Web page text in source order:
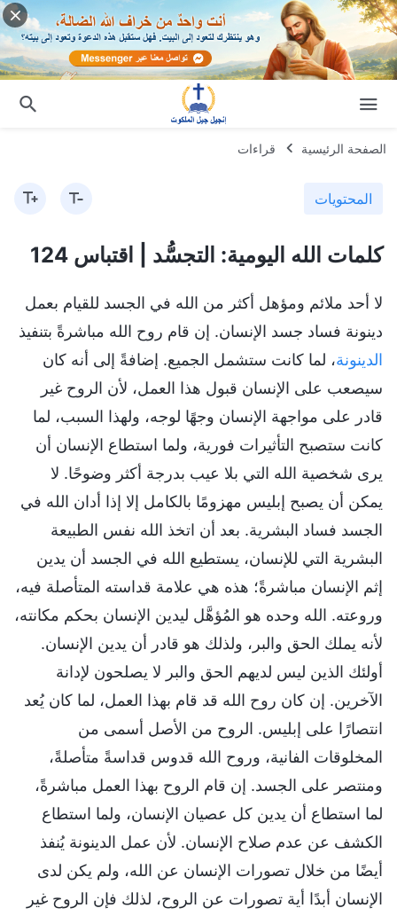
الصفحة الرئيسية قراءات
المحتويات
كلمات الله اليومية: التجسُّد | اقتباس 124
لا أحد ملائم ومؤهل أكثر من الله في الجسد للقيام بعمل
دينونة فساد جسد الإنسان. إن قام روح الله مباشرةً بتنفيذ
الدينونة، لما كانت ستشمل الجميع. إضافةً إلى أنه كان
سيصعب على الإنسان قبول هذا العمل، لأن الروح غير
قادر على مواجهة الإنسان وجهًا لوجه، ولهذا السبب، لما
كانت ستصبح التأثيرات فورية، ولما استطاع الإنسان أن
يرى شخصية الله التي بلا عيب بدرجة أكثر وضوحًا. لا
يمكن أن يصبح إبليس مهزومًا بالكامل إلا إذا أدان الله في
الجسد فساد البشرية. بعد أن اتخذ الله نفس الطبيعة
البشرية التي للإنسان، يستطيع الله في الجسد أن يدين
إثم الإنسان مباشرةً؛ هذه هي علامة قداسته المتأصلة فيه،
وروعته. الله وحده هو المُؤهَّل ليدين الإنسان بحكم مكانته،
لأنه يملك الحق والبر، ولذلك هو قادر أن يدين الإنسان.
أولئك الذين ليس لديهم الحق والبر لا يصلحون لإدانة
الآخرين. إن كان روح الله قد قام بهذا العمل، لما كان يُعد
انتصارًا على إبليس. الروح من الأصل أسمى من
المخلوقات الفانية، وروح الله قدوس قداسةً متأصلةً،
ومنتصر على الجسد. إن قام الروح بهذا العمل مباشرةً،
لما استطاع أن يدين كل عصيان الإنسان، ولما استطاع
الكشف عن عدم صلاح الإنسان. لأن عمل الدينونة يُنفذ
أيضًا من خلال تصورات الإنسان عن الله، ولم يكن لدى
الإنسان أبدًا أية تصورات عن الروح، لذلك فإن الروح غير